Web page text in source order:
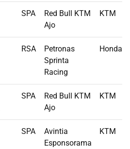
SPA
Red Bull KTM
Ajo
KTM
RSA
Petronas
Sprinta
Racing
Honda
SPA
Red Bull KTM
Ajo
KTM
SPA
Avintia
Esponsorama
KTM